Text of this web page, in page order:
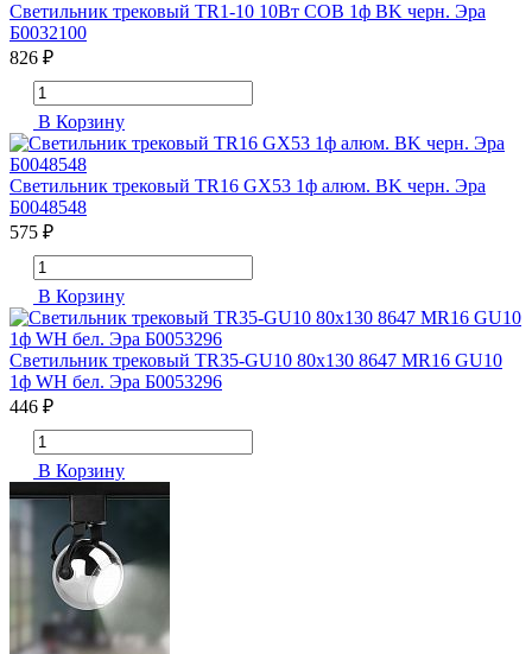
Светильник трековый TR1-10 10Вт COB 1ф BK черн. Эра
Б0032100
826 ₽
В Корзину
Светильник трековый TR16 GX53 1ф алюм. BK черн. Эра
Б0048548
575 ₽
В Корзину
Светильник трековый TR35-GU10 80х130 8647 MR16 GU10
1ф WH бел. Эра Б0053296
446 ₽
В Корзину